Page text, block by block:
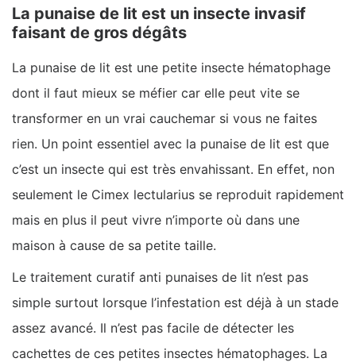
La punaise de lit est un insecte invasif
faisant de gros dégâts
La punaise de lit est une petite insecte hématophage
dont il faut mieux se méfier car elle peut vite se
transformer en un vrai cauchemar si vous ne faites
rien. Un point essentiel avec la punaise de lit est que
c’est un insecte qui est très envahissant. En effet, non
seulement le Cimex lectularius se reproduit rapidement
mais en plus il peut vivre n’importe où dans une
maison à cause de sa petite taille.
Le traitement curatif anti punaises de lit n’est pas
simple surtout lorsque l’infestation est déjà à un stade
assez avancé. Il n’est pas facile de détecter les
cachettes de ces petites insectes hématophages. La